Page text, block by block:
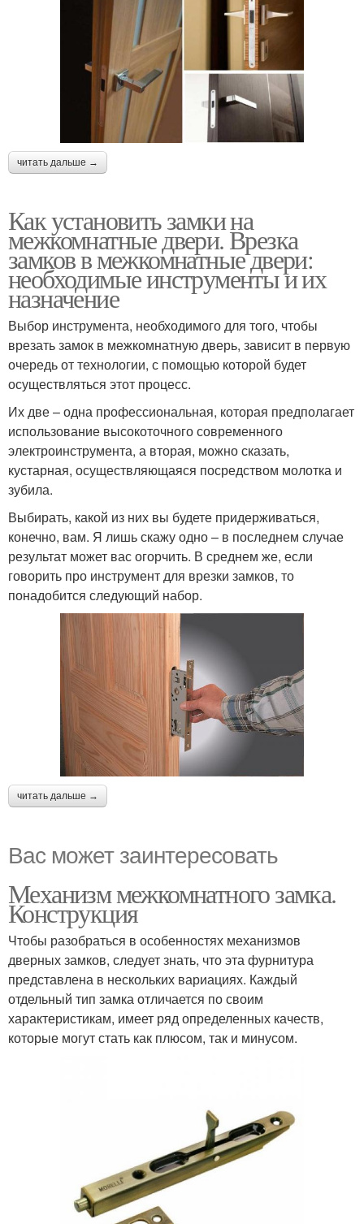
читать дальше →
Как установить замки на
межкомнатные двери. Врезка
замков в межкомнатные двери:
необходимые инструменты и их
назначение
Выбор инструмента, необходимого для того, чтобы
врезать замок в межкомнатную дверь, зависит в первую
очередь от технологии, с помощью которой будет
осуществляться этот процесс.
Их две – одна профессиональная, которая предполагает
использование высокоточного современного
электроинструмента, а вторая, можно сказать,
кустарная, осуществляющаяся посредством молотка и
зубила.
Выбирать, какой из них вы будете придерживаться,
конечно, вам. Я лишь скажу одно – в последнем случае
результат может вас огорчить. В среднем же, если
говорить про инструмент для врезки замков, то
понадобится следующий набор.
читать дальше →
Вас может заинтересовать
Механизм межкомнатного замка.
Конструкция
Чтобы разобраться в особенностях механизмов
дверных замков, следует знать, что эта фурнитура
представлена в нескольких вариациях. Каждый
отдельный тип замка отличается по своим
характеристикам, имеет ряд определенных качеств,
которые могут стать как плюсом, так и минусом.